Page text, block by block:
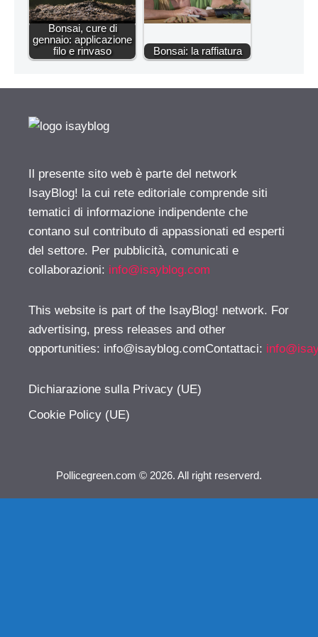
Bonsai, cure di
gennaio: applicazione
filo e rinvaso
Bonsai: la raffiatura
Il presente sito web è parte del network
IsayBlog! la cui rete editoriale comprende siti
tematici di informazione indipendente che
contano sul contributo di appassionati ed esperti
del settore. Per pubblicità, comunicati e
collaborazioni: info@isayblog.com
This website is part of the IsayBlog! network. For
advertising, press releases and other
opportunities: info@isayblog.comContattaci:
Dichiarazione sulla Privacy (UE)
Cookie Policy (UE)
Pollicegreen.com © 2026. All right reserverd.